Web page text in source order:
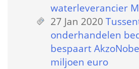
waterleverancier
27 Jan 2020
onderhandelen
bespaart
miljoen euro